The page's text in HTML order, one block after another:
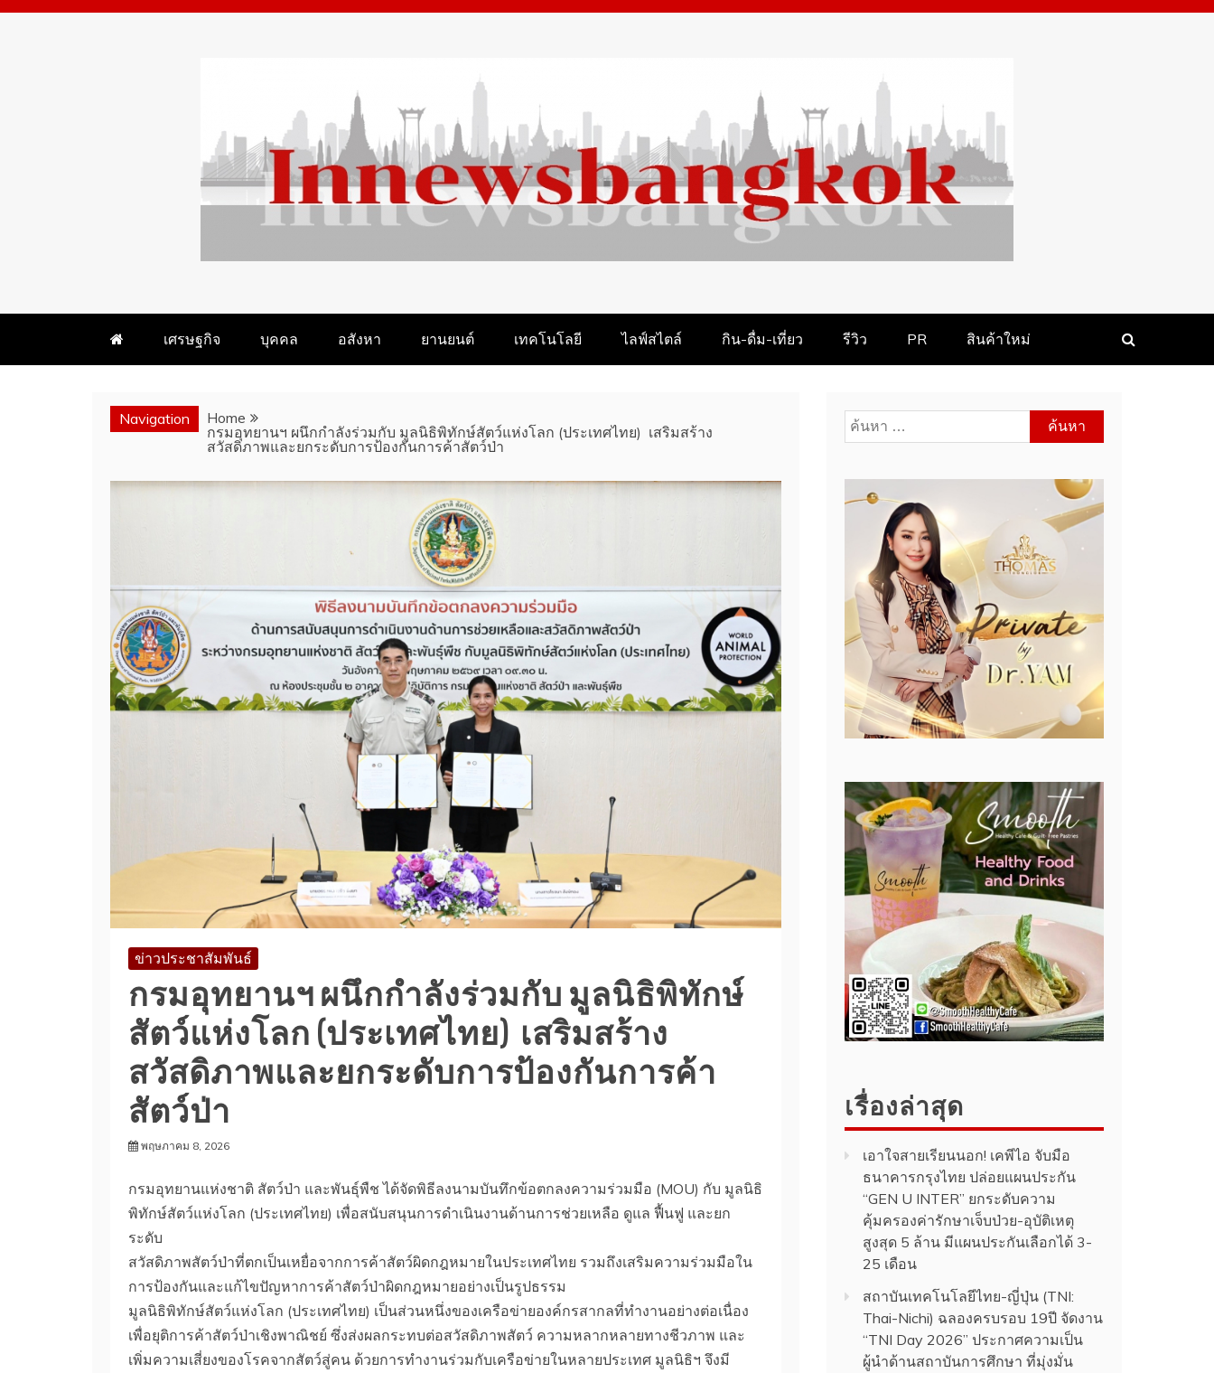
Skip
เศรษฐกิจ บุคคล อสังหา ยานยนต์ เทคโนโลยี ไลฟ์สไตล์ กิน-ดื่ม-เที่ยว รีวิว PR สินค้า​ใหม่​
Navigation
Home
กรมอุทยานฯ ผนึกกำลังร่วมกับ มูลนิธิพิทักษ์สัตว์แห่งโลก (ประเทศไทย) เสริมสร้าง
สวัสดิภาพและยกระดับการป้องกันการค้าสัตว์ป่า
ข่าวประชาสัมพันธ์
กรมอุทยานฯ ผนึกกำลังร่วมกับ มูลนิธิพิทักษ์
สัตว์แห่งโลก (ประเทศไทย) เสริมสร้าง
สวัสดิภาพและยกระดับการป้องกันการค้า
สัตว์ป่า
พฤษภาคม 8, 2026
กรมอุทยานแห่งชาติ สัตว์ป่า และพันธุ์พืช ได้จัดพิธีลงนามบันทึกข้อตกลงความร่วมมือ (MOU) กับ มูลนิธิ
พิทักษ์สัตว์แห่งโลก (ประเทศไทย) เพื่อสนับสนุนการดำเนินงานด้านการช่วยเหลือ ดูแล ฟื้นฟู และยก
ระดับ
สวัสดิภาพสัตว์ป่าที่ตกเป็นเหยื่อจากการค้าสัตว์ผิดกฎหมายในประเทศไทย รวมถึงเสริมความร่วมมือใน
การป้องกันและแก้ไขปัญหาการค้าสัตว์ป่าผิดกฎหมายอย่างเป็นรูปธรรม
มูลนิธิพิทักษ์สัตว์แห่งโลก (ประเทศไทย) เป็นส่วนหนึ่งของเครือข่ายองค์กรสากลที่ทำงานอย่างต่อเนื่อง
เพื่อยุติการค้าสัตว์ป่าเชิงพาณิชย์ ซึ่งส่งผลกระทบต่อสวัสดิภาพสัตว์ ความหลากหลายทางชีวภาพ และ
เพิ่มความเสี่ยงของโรคจากสัตว์สู่คน ด้วยการทำงานร่วมกับเครือข่ายในหลายประเทศ มูลนิธิฯ จึงมี
ค้นหา
สำหรับ:
เรื่องล่าสุด
เอาใจสายเรียนนอก! เคพีไอ จับมือ
ธนาคารกรุงไทย ปล่อยแผนประกัน
“GEN U INTER” ยกระดับความ
คุ้มครองค่ารักษาเจ็บป่วย-อุบัติเหตุ
สูงสุด 5 ล้าน มีแผนประกันเลือกได้ 3-
25 เดือน
สถาบันเทคโนโลยีไทย-ญี่ปุ่น (TNI:
Thai-Nichi) ฉลองครบรอบ 19ปี จัดงาน
“TNI Day 2026” ประกาศความเป็น
ผู้นำด้านสถาบันการศึกษา ที่มุ่งมั่น